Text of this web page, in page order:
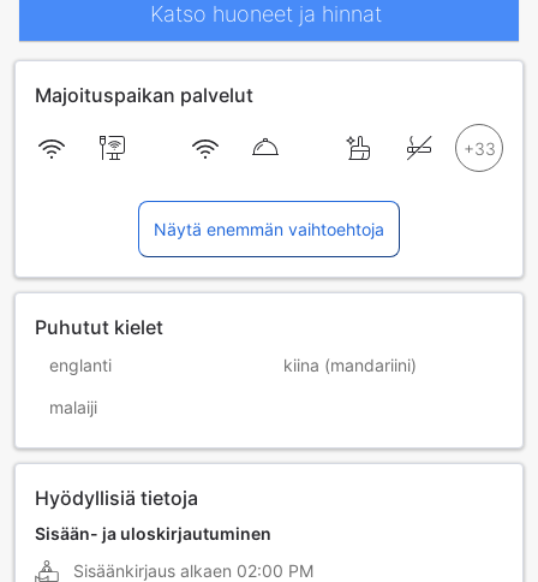
Katso huoneet ja hinnat
Majoituspaikan palvelut
Näytä enemmän vaihtoehtoja
Puhutut kielet
englanti kiina (mandariini)
malaiji
Hyödyllisiä tietoja
Sisään- ja uloskirjautuminen
Sisäänkirjaus alkaen 02:00 PM